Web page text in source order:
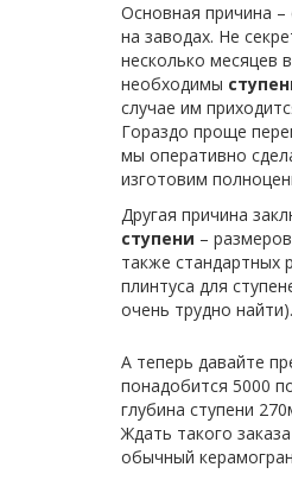
Основная причина –
на заводах. Не
несколько месяцев
необходимы
случае им
Гораздо проще
мы оперативно
изготовим
Другая причина
ступени –
также стандартных
плинтуса для
очень трудно найти).
А теперь давайте
понадобится 5000
глубина ступени
Ждать такого
обычный